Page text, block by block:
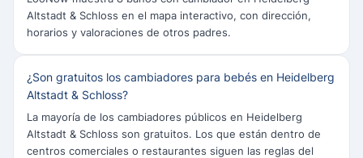
Altstadt & Schloss en el mapa interactivo, con dirección,
horarios y valoraciones de otros padres.
¿Son gratuitos los cambiadores para bebés en Heidelberg
Altstadt & Schloss?
La mayoría de los cambiadores públicos en Heidelberg
Altstadt & Schloss son gratuitos. Los que están dentro de
centros comerciales o restaurantes siguen las reglas del